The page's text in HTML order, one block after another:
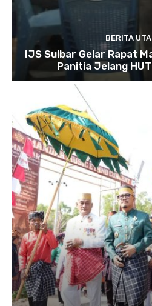
BERITA
IJS Sulbar Gelar Rapat
Panitia Jelang